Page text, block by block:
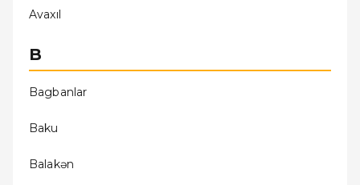
Avaxıl
B
Bagbanlar
Baku
Balakǝn